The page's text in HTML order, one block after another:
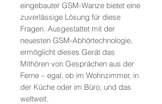
eingebauter GSM-Wanze bietet eine
zuverlässige Lösung für diese
Fragen. Ausgestattet mit der
neuesten GSM-Abhörtechnologie,
ermöglicht dieses Gerät das
Mithören von Gesprächen aus der
Ferne – egal, ob im Wohnzimmer, in
der Küche oder im Büro, und das
weltweit.